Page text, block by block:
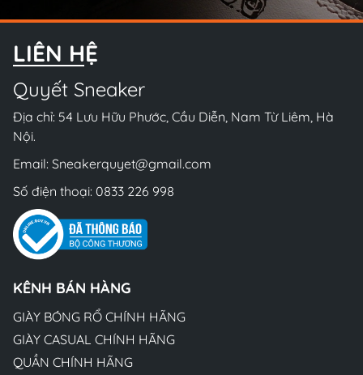
LIÊN HỆ
Quyết Sneaker
Địa chỉ: 54 Lưu Hữu Phước, Cầu Diễn, Nam Từ Liêm, Hà
Nội.
Email: Sneakerquyet@gmail.com
Số điện thoại: 0833 226 998
KÊNH BÁN HÀNG
GIÀY BÓNG RỔ CHÍNH HÃNG
GIÀY CASUAL CHÍNH HÃNG
QUẦN CHÍNH HÃNG